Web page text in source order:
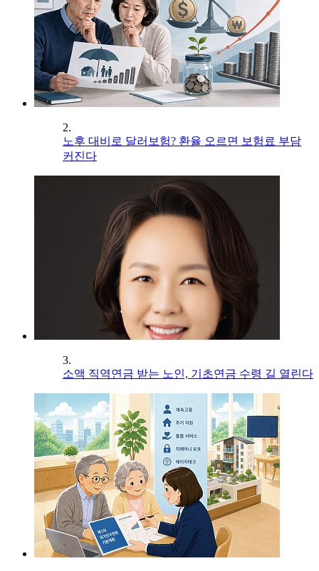
2.
노후 대비로 달러보험? 환율 오르면 보험료 부담
커진다
3.
소액 직역연금 받는 노인, 기초연금 수령 길 열린다